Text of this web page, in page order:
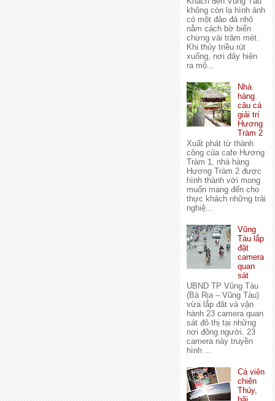
không còn lạ hình ảnh
có một đảo đá nhỏ
nằm cách bờ biển
chừng vài trăm mét.
Khi thủy triều rút
xuống, nơi đây hiện
ra mộ...
Nhà
hàng
câu cá
giải trí
Hương
Tràm 2
Xuất phát từ thành
công của cafe Hương
Tràm 1, nhà hàng
Hương Tràm 2 được
hình thành với mong
muốn mang đến cho
thực khách những trải
nghiệ...
Vũng
Tàu lắp
đặt
camera
quan
sát
UBND TP Vũng Tàu
(Bà Rịa – Vũng Tàu)
vừa lắp đặt và vận
hành 23 camera quan
sát đô thị tại những
nơi đông người. 23
camera này truyền
hình ...
Cá viên
chiên
Thúy,